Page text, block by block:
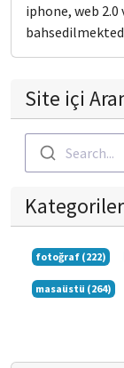
iphone, web
Site içi
Search...
Kategoriler
fotoğraf (222)
masaüstü (264)